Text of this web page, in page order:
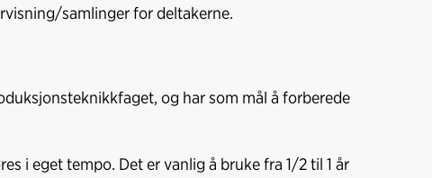
samlinger for deltakerne.
og har som mål å forberede
i eget tempo. Det er vanlig å bruke fra 1/2 til 1 år